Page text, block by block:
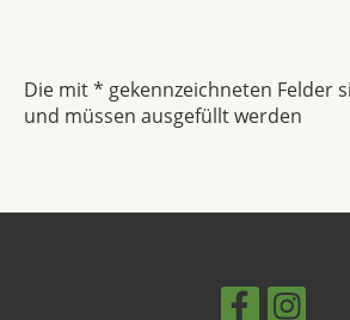
Die mit * gekennzeichneten Felder
und müssen ausgefüllt werden